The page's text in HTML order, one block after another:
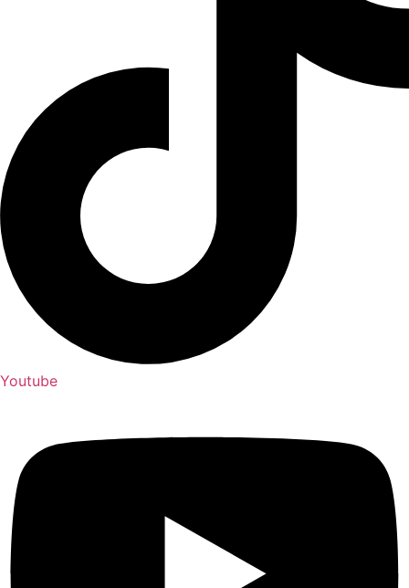
Youtube